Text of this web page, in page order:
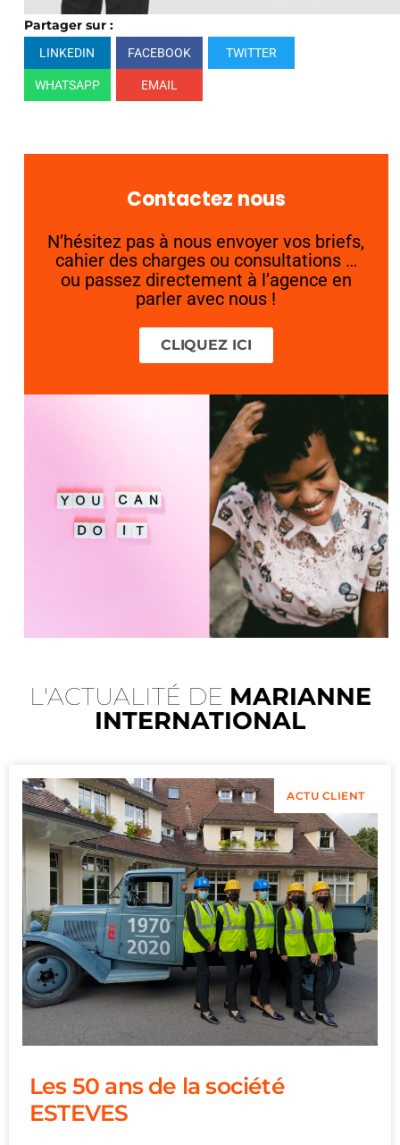
Partager sur :
LINKEDIN FACEBOOK TWITTER
WHATSAPP EMAIL
Contactez nous
N’hésitez pas à nous envoyer vos briefs,
cahier des charges ou consultations …
ou passez directement à l’agence en
parler avec nous !
CLIQUEZ ICI
L'ACTUALITÉ DE MARIANNE
INTERNATIONAL
ACTU CLIENT
Les 50 ans de la société
ESTEVES